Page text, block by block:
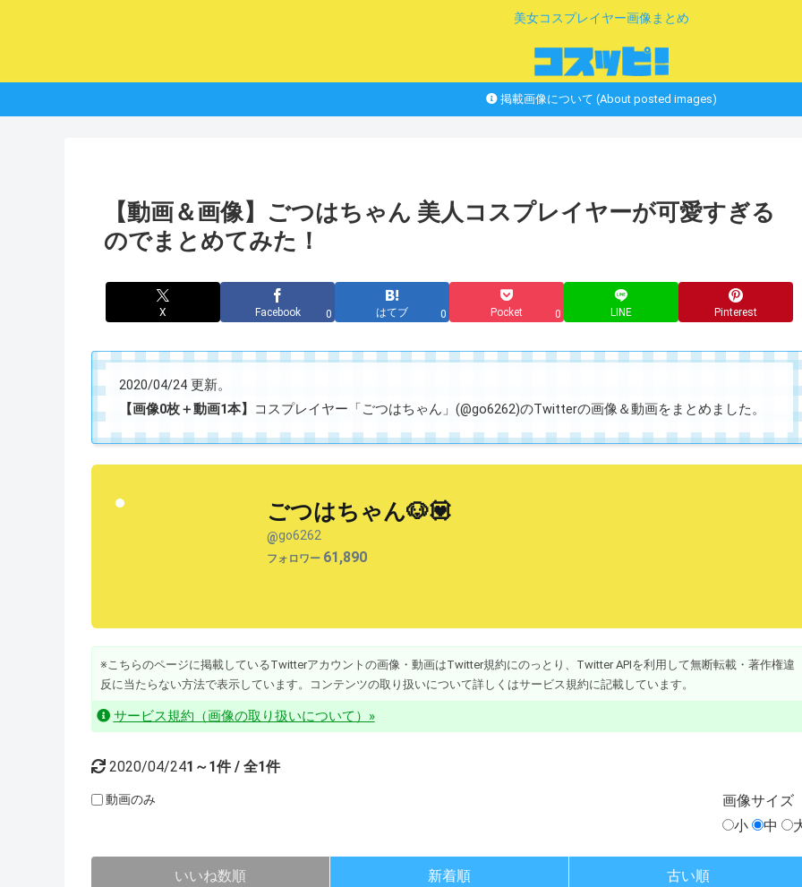
美女コスプレイヤー画像まとめ
掲載画像について (About posted images)
【動画＆画像】ごつはちゃん 美人コスプレイヤーが可愛すぎる
のでまとめてみた！
X Facebook 0 はてブ 0 Pocket 0 LINE Pinterest
2020/04/24 更新。
【画像0枚＋動画1本】
コスプレイヤー「ごつはちゃん」(@go6262)のTwitterの画像＆動画をまとめました。
ごつはちゃん🐶💟
@go6262
フォロワー 61,890
※こちらのページに掲載しているTwitterアカウントの画像・動画はTwitter規約にのっとり、Twitter APIを利用して無断転載・著作権違
反に当たらない方法で表示しています。コンテンツの取り扱いについて詳しくはサービス規約に記載しています。
サービス規約（画像の取り扱いについて）»
2020/04/241～1件 / 全1件
動画のみ 画像サイズ
小
中
いいね数順 新着順 古い順